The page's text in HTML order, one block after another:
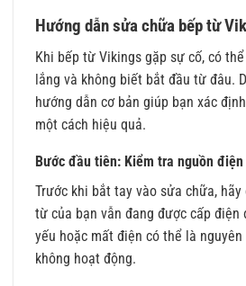
Hướng dẫn sửa chữa bếp từ
Khi bếp từ Vikings gặp sự cố, có
lắng và không biết bắt đầu từ đâu.
hướng dẫn cơ bản giúp bạn xác
một cách hiệu quả.
Bước đầu tiên: Kiểm tra nguồn điện
Trước khi bắt tay vào sửa chữa,
từ của bạn vẫn đang được cấp điện
yếu hoặc mất điện có thể là
không hoạt động.